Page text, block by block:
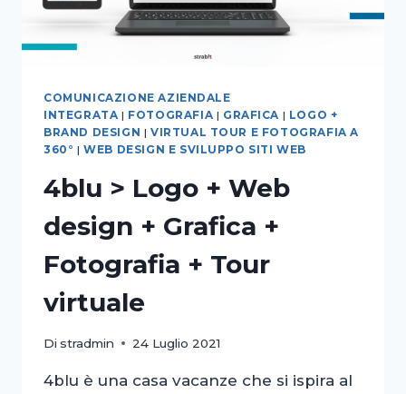
COMUNICAZIONE AZIENDALE
INTEGRATA | FOTOGRAFIA | GRAFICA | LOGO +
BRAND DESIGN | VIRTUAL TOUR E FOTOGRAFIA A
360° |WEB DESIGN E SVILUPPO SITI WEB
4blu > Logo + Web
design + Grafica +
Fotografia + Tour
virtuale
Di stradmin 24 Luglio 2021
4blu è una casa vacanze che si ispira al